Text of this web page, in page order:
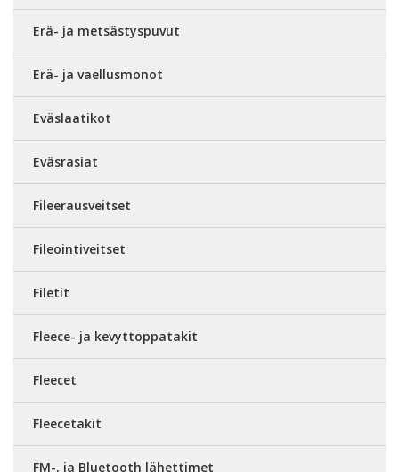
Erä- ja metsästyspuvut
Erä- ja vaellusmonot
Eväslaatikot
Eväsrasiat
Fileerausveitset
Fileointiveitset
Filetit
Fleece- ja kevyttoppatakit
Fleecet
Fleecetakit
FM-, ja Bluetooth lähettimet